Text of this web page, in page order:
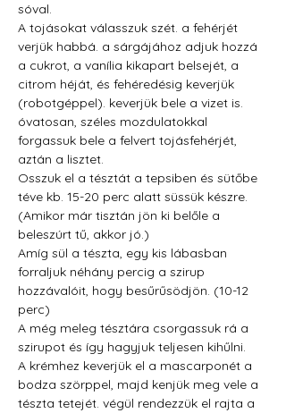
sóval.
A tojásokat válasszuk szét. a fehérjét
verjük habbá. a sárgájához adjuk hozzá
a cukrot, a vanília kikapart belsejét, a
citrom héját, és fehéredésig keverjük
(robotgéppel). keverjük bele a vizet is.
óvatosan, széles mozdulatokkal
forgassuk bele a felvert tojásfehérjét,
aztán a lisztet.
Osszuk el a tésztát a tepsiben és sütőbe
téve kb. 15-20 perc alatt süssük készre.
(Amikor már tisztán jön ki belőle a
beleszúrt tű, akkor jó.)
Amíg sül a tészta, egy kis lábasban
forraljuk néhány percig a szirup
hozzávalóit, hogy besűrűsödjön. (10-12
perc)
A még meleg tésztára csorgassuk rá a
szirupot és így hagyjuk teljesen kihűlni.
A krémhez keverjük el a mascarponét a
bodza szörppel, majd kenjük meg vele a
tészta tetejét. végül rendezzük el rajta a